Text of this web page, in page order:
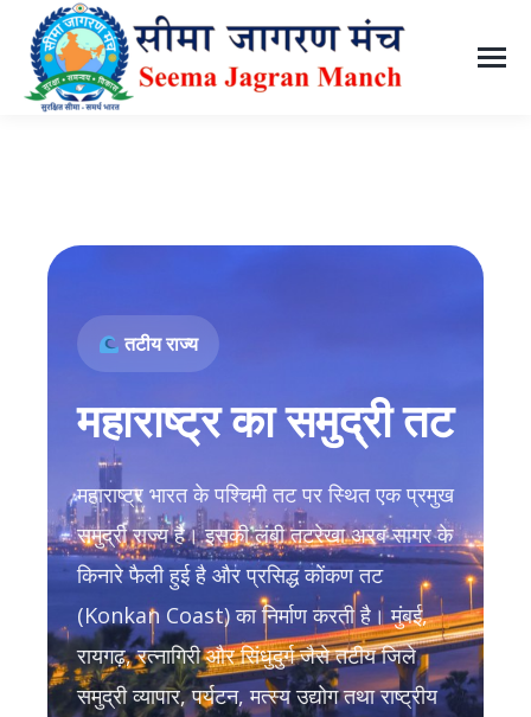
तटीय राज्य
महाराष्ट्र का समुद्री तट
महाराष्ट्र भारत के पश्चिमी तट पर स्थित एक प्रमुख
समुद्री राज्य है। इसकी लंबी तटरेखा अरब सागर के
किनारे फैली हुई है और प्रसिद्ध कोंकण तट
(Konkan Coast) का निर्माण करती है। मुंबई,
रायगढ़, रत्नागिरी और सिंधुदुर्ग जैसे तटीय जिले
समुद्री व्यापार, पर्यटन, मत्स्य उद्योग तथा राष्ट्रीय